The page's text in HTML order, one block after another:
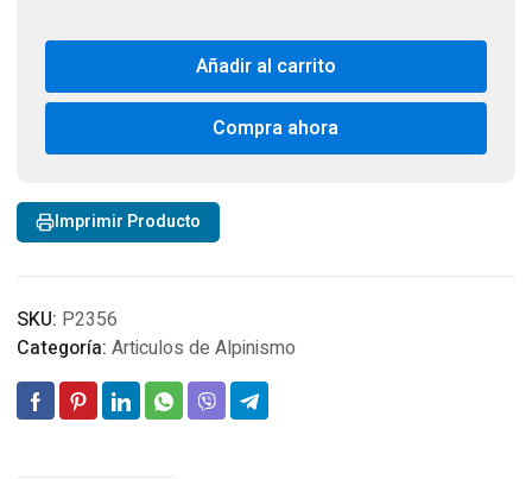
Añadir al carrito
Compra ahora
Imprimir Producto
SKU: P2356
Categoría: Articulos de Alpinismo